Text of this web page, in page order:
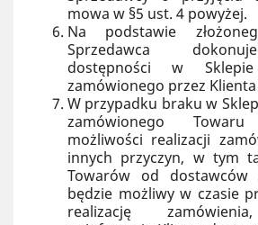
mowa w §5 ust. 4 powyżej.
Na podstawie
Sprzedawca
dostępności w
zamówionego przez
W przypadku braku w
zamówionego
możliwości realizacji
innych przyczyn, w tym
Towarów od dostawców
będzie możliwy w czasie
realizację